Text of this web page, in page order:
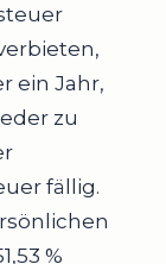
ein Jahr,
zu
fällig.
%